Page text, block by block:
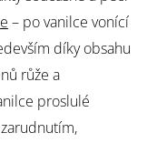
– po vanilce vonící
díky obsahu
růže a
proslulé